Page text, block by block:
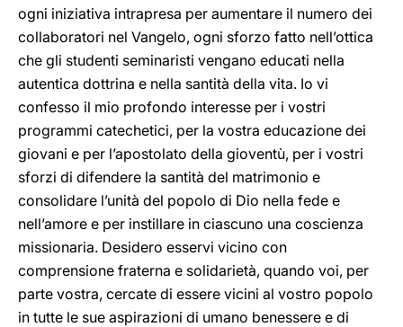
ogni iniziativa intrapresa per aumentare il numero dei
collaboratori nel Vangelo, ogni sforzo fatto nell’ottica
che gli studenti seminaristi vengano educati nella
autentica dottrina e nella santità della vita. Io vi
confesso il mio profondo interesse per i vostri
programmi catechetici, per la vostra educazione dei
giovani e per l’apostolato della gioventù, per i vostri
sforzi di difendere la santità del matrimonio e
consolidare l’unità del popolo di Dio nella fede e
nell’amore e per instillare in ciascuno una coscienza
missionaria. Desidero esservi vicino con
comprensione fraterna e solidarietà, quando voi, per
parte vostra, cercate di essere vicini al vostro popolo
in tutte le sue aspirazioni di umano benessere e di